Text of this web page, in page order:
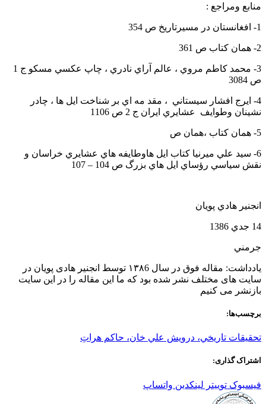
منابع ومراجع :
1- افغانستان در مسيرتاريخ ص 354
2- همان كتاب ص 361
3- محمد كاطم مروي ، عالم آراي نادري ، چاپ عكسي مسكو ج 1
ص 3084
4- ايرج افشار سيستاني ، مقد مه اي بر شناخت ايل ها ، چادر
نشينان وطوايف عشايري ايران ج 2 ص 1106
5- همان كتاب ،همان ص
6- سيد علي ميرنيا كتاب ايل هاوطايفه هاي عشايري خراسان و
نقش سياسي رؤساي ايل هاي بزرگ ص 104 – 107
انجنير هادي پويان
14 جدي 1386
جرمني
یادداشت: مقاله فوق در سال ۱۳۸6 توسط انجنیر هادی پویان در
سایت های مختلف نشر شده بود که ما این مقاله را در این سایت
بازنشر می کنیم
برچسب‌ها:
تحقيقات تاريخي، درويش علي خان، حاكم هراتِ
اشتراک گذاری:
فیسبوک توییتر لینکدین واتساپ